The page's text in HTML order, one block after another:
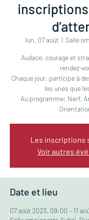
lun. 07 août
  |
Salle
Audace, courage et
rendez-
Chaque jour, participe à
les unes que
Au programme: Nerf,
Les inscriptions
Voir autres
Date et lieu
07 août 2023, 09:00 – 11